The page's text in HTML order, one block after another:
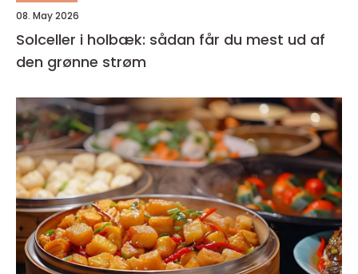
08. May 2026
Solceller i holbæk: sådan får du mest ud af
den grønne strøm